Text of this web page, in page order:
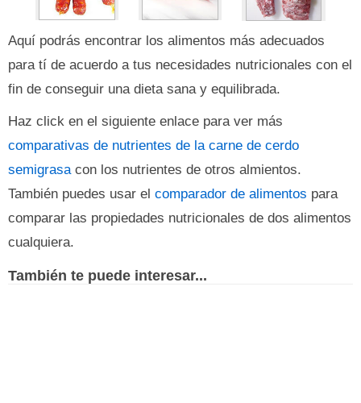
Aquí podrás encontrar los alimentos más adecuados
para tí de acuerdo a tus necesidades nutricionales con el
fin de conseguir una dieta sana y equilibrada.
Haz click en el siguiente enlace para ver más
comparativas de nutrientes de la carne de cerdo
semigrasacon los nutrientes de otros almientos.
También puedes usar el comparador de alimentos para
comparar las propiedades nutricionales de dos alimentos
cualquiera.
También te puede interesar...